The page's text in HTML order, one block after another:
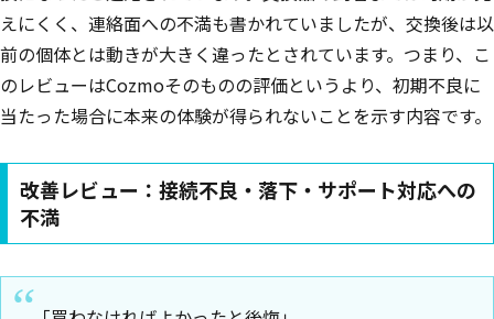
えにくく、連絡面への不満も書かれていましたが、交換後は以
前の個体とは動きが大きく違ったとされています。つまり、こ
のレビューはCozmoそのものの評価というより、初期不良に
当たった場合に本来の体験が得られないことを示す内容です。
改善レビュー：接続不良・落下・サポート対応への
不満